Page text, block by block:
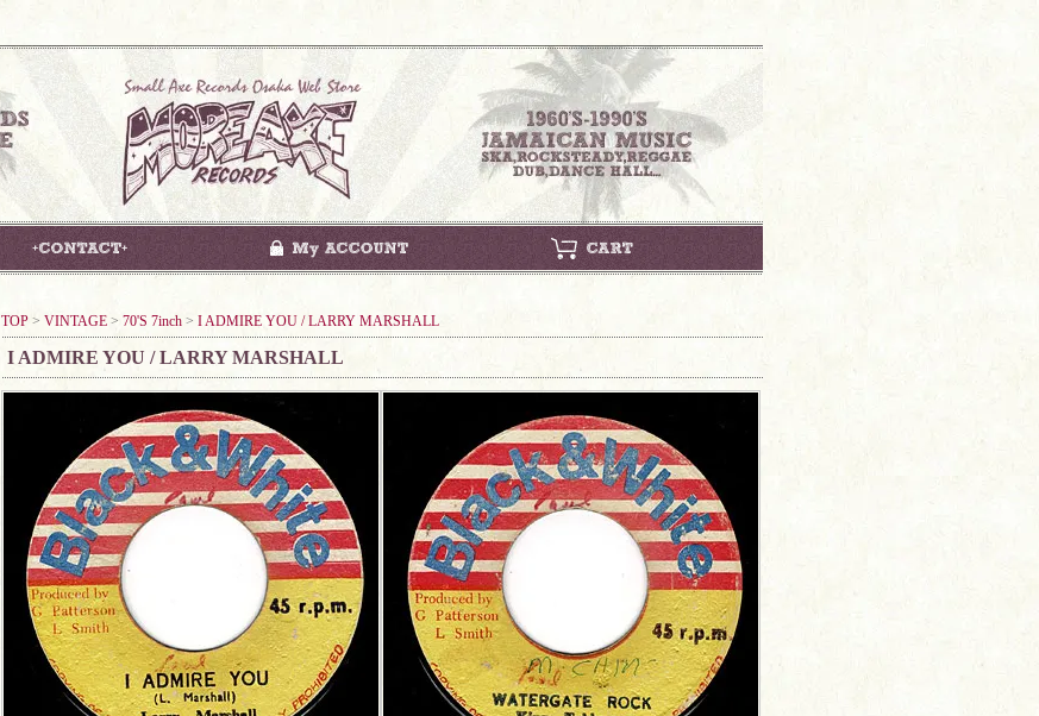
TOP > VINTAGE > 70'S 7inch > I ADMIRE YOU / LARRY MARSHALL
I ADMIRE YOU / LARRY MARSHALL